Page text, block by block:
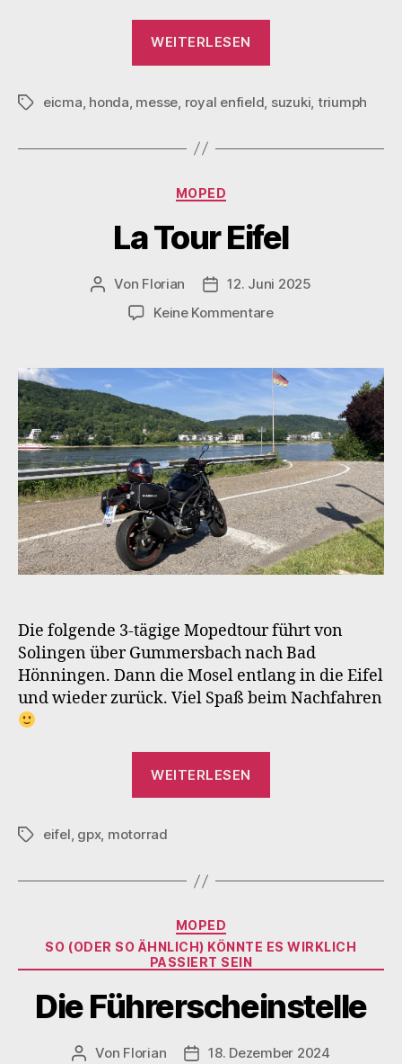
WEITERLESEN
Schlagwörter
eicma, honda, messe, royal enfield, suzuki, triumph
Kategorien
MOPED
La Tour Eifel
Beitragsautor
Von Florian Veröffentlichungsdatum
12. Juni 2025
Keine Kommentarezu
Eifel
Die folgende 3-tägige Mopedtour führt von
Solingen über Gummersbach nach Bad
Hönningen. Dann die Mosel entlang in die Eifel
und wieder zurück. Viel Spaß beim Nachfahren
WEITERLESEN
Schlagwörter
eifel, gpx, motorrad
Kategorien
MOPED
SO (ODER SO ÄHNLICH) KÖNNTE ES WIRKLICH
PASSIERT SEIN
Die Führerscheinstelle
Beitragsautor
Von Florian Veröffentlichungsdatum
18. Dezember 2024